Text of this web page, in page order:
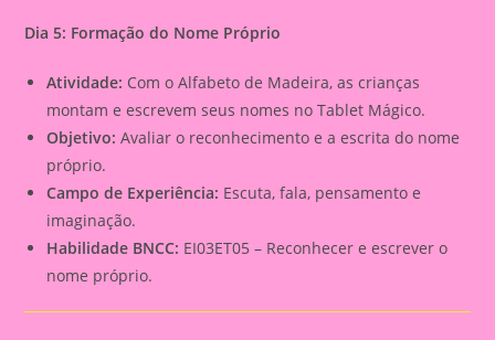
Dia 5: Formação do Nome Próprio
Atividade: Com o Alfabeto de Madeira, as crianças
montam e escrevem seus nomes no Tablet Mágico.
Objetivo: Avaliar o reconhecimento e a escrita do nome
próprio.
Campo de Experiência: Escuta, fala, pensamento e
imaginação.
Habilidade BNCC: EI03ET05 – Reconhecer e escrever o
nome próprio.